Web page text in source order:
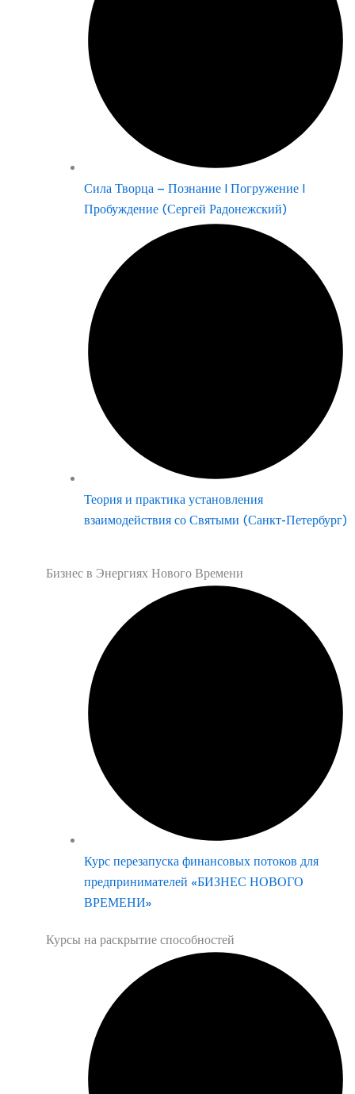
Сила Творца – Познание | Погружение |
Пробуждение (Сергей Радонежский)
Теория и практика установления
взаимодействия со Святыми (Санкт-Петербург)
Бизнес в Энергиях Нового Времени
Курс перезапуска финансовых потоков для
предпринимателей «БИЗНЕС НОВОГО
ВРЕМЕНИ»
Курсы на раскрытие способностей